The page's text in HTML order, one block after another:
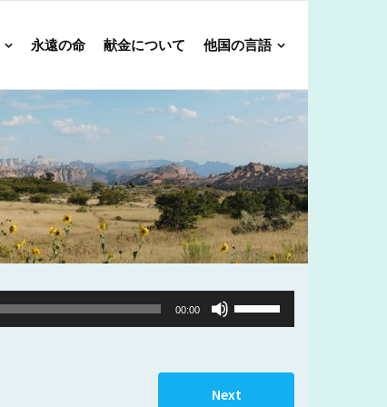
永遠の命 献金について 他国の言語
00:00
Use
Up/Down
to
Next